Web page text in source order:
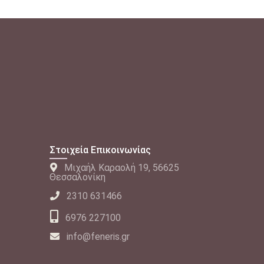
Στοιχεία Επικοινωνίας
Μιχαήλ Καραολή 19, 56625
Θεσσαλονίκη
2310 631466
6976 227100
info@feneris.gr